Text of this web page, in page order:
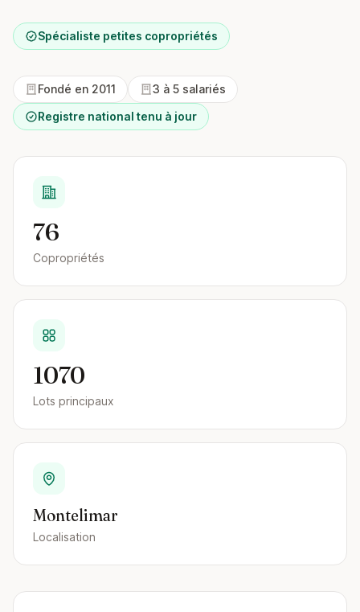
Spécialiste petites copropriétés
Fondé en 2011
3 à 5 salariés
Registre national tenu à jour
76
Copropriétés
1070
Lots principaux
Montelimar
Localisation